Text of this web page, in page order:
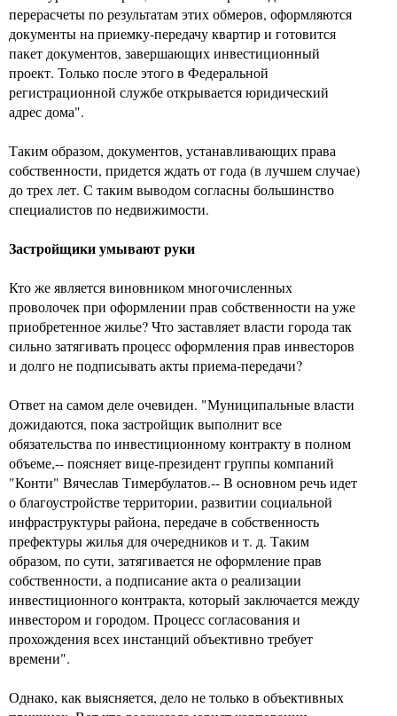
перерасчеты по результатам этих обмеров, оформляются
документы на приемку-передачу квартир и готовится
пакет документов, завершающих инвестиционный
проект. Только после этого в Федеральной
регистрационной службе открывается юридический
адрес дома".
Таким образом, документов, устанавливающих права
собственности, придется ждать от года (в лучшем случае)
до трех лет. С таким выводом согласны большинство
специалистов по недвижимости.
Застройщики умывают руки
Кто же является виновником многочисленных
проволочек при оформлении прав собственности на уже
приобретенное жилье? Что заставляет власти города так
сильно затягивать процесс оформления прав инвесторов
и долго не подписывать акты приема-передачи?
Ответ на самом деле очевиден. "Муниципальные власти
дожидаются, пока застройщик выполнит все
обязательства по инвестиционному контракту в полном
объеме,-- поясняет вице-президент группы компаний
"Конти" Вячеслав Тимербулатов.-- В основном речь идет
о благоустройстве территории, развитии социальной
инфраструктуры района, передаче в собственность
префектуры жилья для очередников и т. д. Таким
образом, по сути, затягивается не оформление прав
собственности, а подписание акта о реализации
инвестиционного контракта, который заключается между
инвестором и городом. Процесс согласования и
прохождения всех инстанций объективно требует
времени".
Однако, как выясняется, дело не только в объективных